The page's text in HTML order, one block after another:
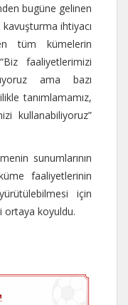
bugüne gelinen
ihtiyacı
tüm kümelerin
faaliyetlerimizi
ama bazı
tanımlamamız,
kullanabiliyoruz”
sunumlarının
faaliyetlerinin
için
ortaya koyuldu.